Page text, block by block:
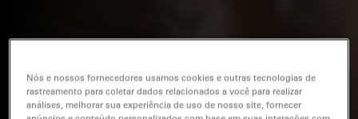
Nós e nossos fornecedores usamos cookies e outras tecnologias de
rastreamento para coletar dados relacionados a você para realizar
análises, melhorar sua experiência de uso de nosso site, fornecer